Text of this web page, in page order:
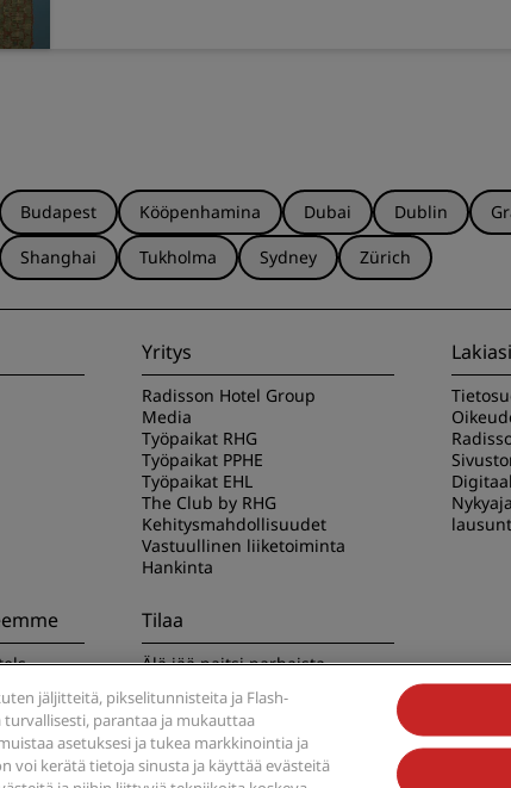
Budapest Kööpenhamina Dubai Dublin
Shanghai Tukholma Sydney Zürich
Yritys
Radisson Hotel Group
Media
Työpaikat RHG
Työpaikat PPHE
Työpaikat EHL
The Club by RHG
Kehitysmahdollisuudet
Vastuullinen liiketoiminta
Hankinta
-
Tilaa
Älä jää paitsi parhaista
jäljitteitä, pikselitunnisteita ja Flash-
parantaa ja mukauttaa
asetuksesi ja tukea markkinointia ja
voi kerätä tietoja sinusta ja käyttää evästeitä